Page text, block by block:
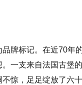
牌标记。在近70年
一支来自法国古堡的
惊，足足绽放了六十